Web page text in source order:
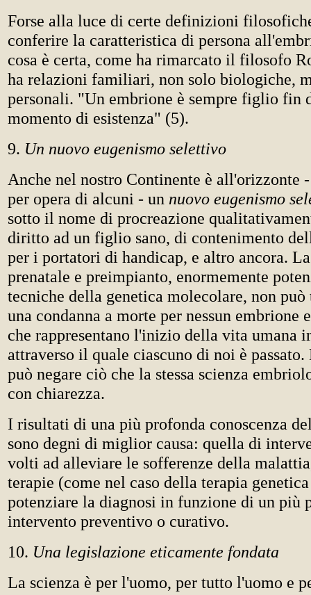
Forse alla luce di certe definizioni
conferire la caratteristica di persona
cosa è certa, come ha rimarcato il filosofo
ha relazioni familiari, non solo biologiche,
personali. "Un embrione è sempre figlio fin
momento di esistenza" (5).
9. Un nuovo eugenismo selettivo
Anche nel nostro Continente è all'orizzonte
per opera di alcuni - un nuovo eugenismo
sotto il nome di procreazione
diritto ad un figlio sano, di contenimento
per i portatori di handicap, e altro ancora.
prenatale e preimpianto, enormemente
tecniche della genetica molecolare, non
una condanna a morte per nessun embrione
che rappresentano l'inizio della vita umana
attraverso il quale ciascuno di noi è
può negare ciò che la stessa scienza
con chiarezza.
I risultati di una più profonda conoscenza
sono degni di miglior causa: quella di
volti ad alleviare le sofferenze della
terapie (come nel caso della terapia
potenziare la diagnosi in funzione di un più
intervento preventivo o curativo.
10. Una legislazione eticamente fondata
La scienza è per l'uomo, per tutto l'uomo e